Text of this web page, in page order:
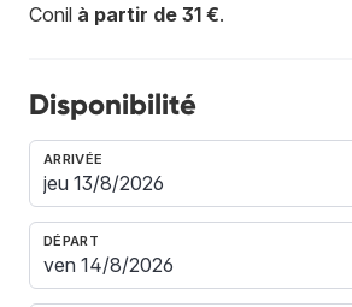
Conil à partir de 31 €.
Disponibilité
ARRIVÉE
DÉPART